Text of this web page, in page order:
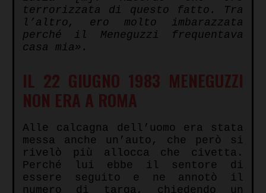
terrorizzata di questo fatto. Tra
l’altro, ero molto imbarazzata
perché il Meneguzzi frequentava
casa mia».
IL 22 GIUGNO 1983 MENEGUZZI
NON ERA A ROMA
Alle calcagna dell’uomo era stata
messa anche un’auto, che però si
rivelò più allocca che civetta.
Perché lui ebbe il sentore di
essere seguito e ne annotò il
numero di targa, chiedendo un